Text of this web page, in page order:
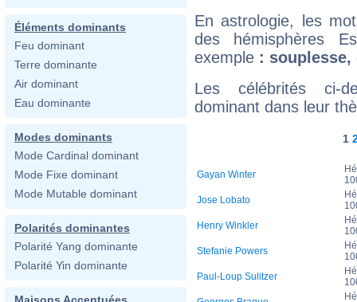
Éléments dominants
Feu dominant
Terre dominante
Air dominant
Eau dominante
Modes dominants
Mode Cardinal dominant
Mode Fixe dominant
Mode Mutable dominant
Polarités dominantes
Polarité Yang dominante
Polarité Yin dominante
En astrologie, les
des hémisphères
exemple :
Les célébrités ci-
dominant dans leur
1
Gayan Winter
Jose Lobato
Henry Winkler
Stefanie Powers
Paul-Loup Sulitzer